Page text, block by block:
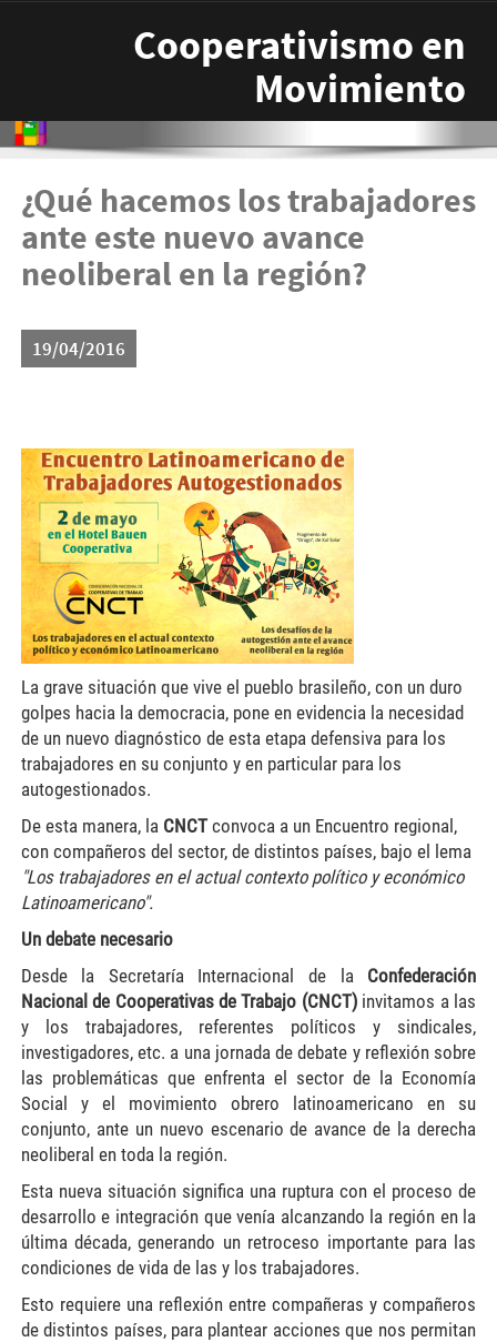
Cooperativismo en
Movimiento
¿Qué hacemos los trabajadores
ante este nuevo avance
neoliberal en la región?
19/04/2016
encuentro-300x194.png
La grave situación que vive el pueblo brasileño, con un duro
golpes hacia la democracia, pone en evidencia la necesidad
de un nuevo diagnóstico de esta etapa defensiva para los
trabajadores en su conjunto y en particular para los
autogestionados.
De esta manera, la CNCT convoca a un Encuentro regional,
con compañeros del sector, de distintos países, bajo el lema
"Los trabajadores en el actual contexto político y económico
Latinoamericano".
Un debate necesario
Desde la Secretaría Internacional de la Confederación
Nacional de Cooperativas de Trabajo (CNCT)invitamos a las
y los trabajadores, referentes políticos y sindicales,
investigadores, etc. a una jornada de debate y reflexión sobre
las problemáticas que enfrenta el sector de la Economía
Social y el movimiento obrero latinoamericano en su
conjunto, ante un nuevo escenario de avance de la derecha
neoliberal en toda la región.
Esta nueva situación significa una ruptura con el proceso de
desarrollo e integración que venía alcanzando la región en la
última década, generando un retroceso importante para las
condiciones de vida de las y los trabajadores.
Esto requiere una reflexión entre compañeras y compañeros
de distintos países, para plantear acciones que nos permitan